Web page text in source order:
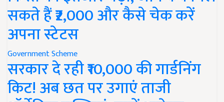
सकते हैं ₹2,000 और कैसे चेक करें
अपना स्टेटस
Government Scheme
सरकार दे रही ₹10,000 की गार्डनिंग
किट! अब छत पर उगाएं ताजी